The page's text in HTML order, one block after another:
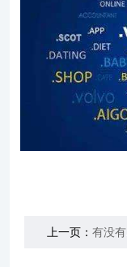
上一页： 有没有必要进行网站托管？